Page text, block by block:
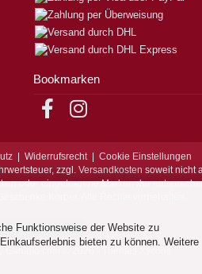
Funktionsweise der Website zu
bieten zu können. Weitere
Bookmarken
| Widerrufsrecht| Cookie Einstellungen
zzgl. Versandkosten soweit nicht
oder eingetragene Marken der
Korber. Alle Rechte vorbehalten.
widerrufen